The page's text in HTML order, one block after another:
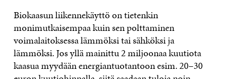
Biokaasun liikennekäyttö on tietenkin
monimutkaisempaa kuin sen polttaminen
voimalaitoksessa lämmöksi tai sähköksi ja
lämmöksi. Jos yllä mainittu 2 miljoonaa kuutiota
kaasua myydään energiantuotantoon esim. 20–30